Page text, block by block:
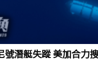
號潛艇失蹤 美加合力